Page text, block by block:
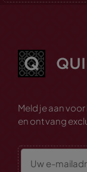
Meld je aan
en ontvang